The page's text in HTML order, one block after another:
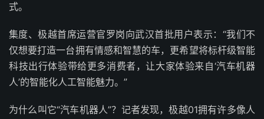
式。
集度、极越首席运营官罗岗向武汉首批用户表示：“我们不
仅想要打造一台拥有情感和智慧的车，更希望将标杆级智能
科技出行体验带给更多消费者，让大家体验来自‘汽车机器
人’的智能化人工智能魅力。”
为什么叫它“汽车机器人”？记者发现，极越01拥有许多像人